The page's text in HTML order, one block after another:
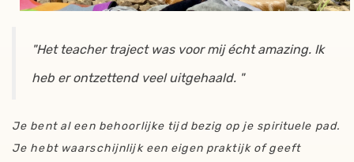
"Het teacher traject was voor mij écht amazing. Ik
heb er ontzettend veel uitgehaald. "
Je bent al een behoorlijke tijd bezig op je spirituele pad.
Je hebt waarschijnlijk een eigen praktijk of geeft